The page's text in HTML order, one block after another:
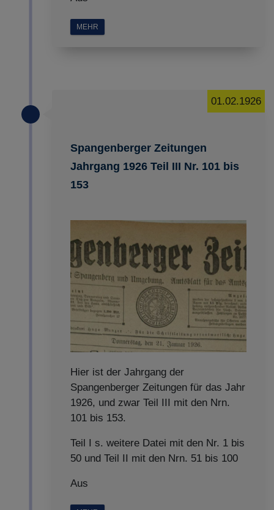
MEHR
Spangenberger Zeitungen
Jahrgang 1926 Teil III Nr. 101 bis
153
01.02.1926
Hier ist der Jahrgang der
Spangenberger Zeitungen für das Jahr
1926, und zwar Teil III mit den Nrn.
101 bis 153.
Teil I s. weitere Datei mit den Nr. 1 bis
50 und Teil II mit den Nrn. 51 bis 100
Aus